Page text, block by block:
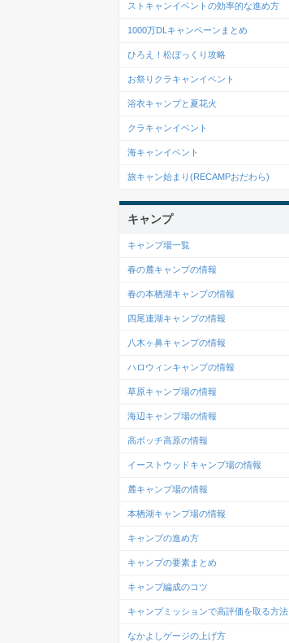
ストキャンイベントの効率的な進め方
1000万DLキャンペーンまとめ
ひろえ！松ぼっくり攻略
お祭りクラキャンイベント
浴衣キャンプと夏花火
クラキャンイベント
海キャンイベント
旅キャン始まり(RECAMPおだわら)
キャンプ
キャンプ場一覧
春の麓キャンプの情報
春の本栖湖キャンプの情報
四尾連湖キャンプの情報
八木ヶ鼻キャンプの情報
ハロウィンキャンプの情報
草原キャンプ場の情報
海辺キャンプ場の情報
高ボッチ高原の情報
イーストウッドキャンプ場の情報
麓キャンプ場の情報
本栖湖キャンプ場の情報
キャンプの進め方
キャンプの要素まとめ
キャンプ編成のコツ
キャンプミッションで高評価を取る方法
なかよしゲージの上げ方